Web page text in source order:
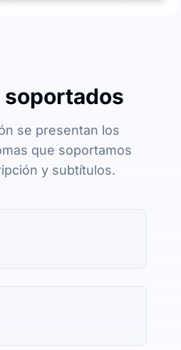
soportados
se presentan los
que soportamos
y subtítulos.